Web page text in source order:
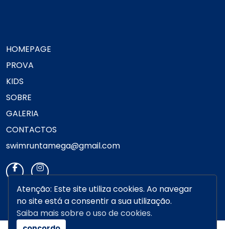
Atenção: Este site utiliza cookies. Ao navegar
no site está a consentir a sua utilização.
Saiba mais sobre o uso de cookies.
HOMEPAGE
PROVA
KIDS
SOBRE
GALERIA
CONTACTOS
swimruntamega@gmail.com